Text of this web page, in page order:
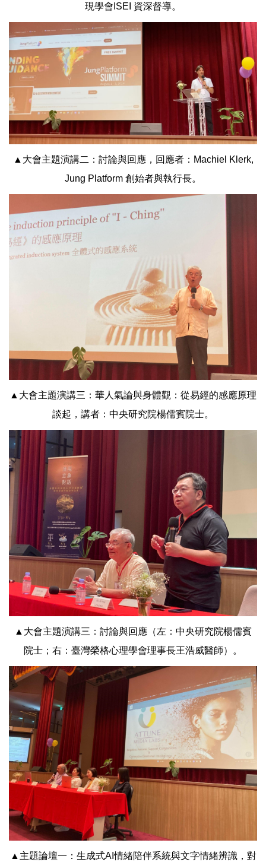
現學會ISEI 資深督導。
▲大會主題演講二：討論與回應，回應者：Machiel Klerk,
Jung Platform 創始者與執行長。
▲大會主題演講三：華人氣論與身體觀：從易經的感應原理
談起，講者：中央研究院楊儒賓院士。
▲大會主題演講三：討論與回應（左：中央研究院楊儒賓
院士；右：臺灣榮格心理學會理事長王浩威醫師）。
▲主題論壇一：生成式AI情緒陪伴系統與文字情緒辨識，對